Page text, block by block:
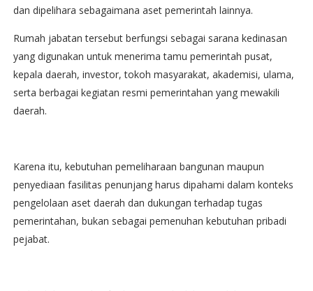
dan dipelihara sebagaimana aset pemerintah lainnya.
Rumah jabatan tersebut berfungsi sebagai sarana kedinasan
yang digunakan untuk menerima tamu pemerintah pusat,
kepala daerah, investor, tokoh masyarakat, akademisi, ulama,
serta berbagai kegiatan resmi pemerintahan yang mewakili
daerah.
Karena itu, kebutuhan pemeliharaan bangunan maupun
penyediaan fasilitas penunjang harus dipahami dalam konteks
pengelolaan aset daerah dan dukungan terhadap tugas
pemerintahan, bukan sebagai pemenuhan kebutuhan pribadi
pejabat.